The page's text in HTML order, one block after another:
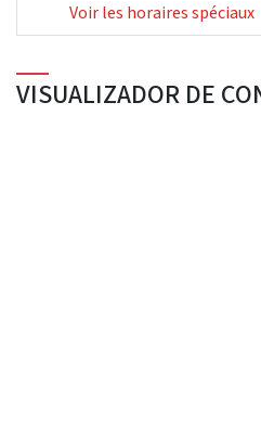
Voir les horaires spéciaux
VISUALIZADOR DE